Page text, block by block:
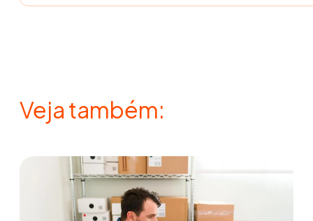
Veja também: